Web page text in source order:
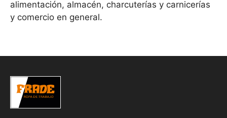
alimentación, almacén, charcuterías y carnicerías
y comercio en general.